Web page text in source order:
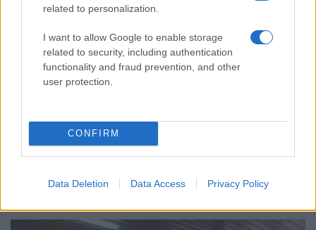
related to personalization.
I want to allow Google to enable storage
related to security, including authentication
functionality and fraud prevention, and other
user protection.
CONFIRM
Data Deletion Data Access Privacy Policy